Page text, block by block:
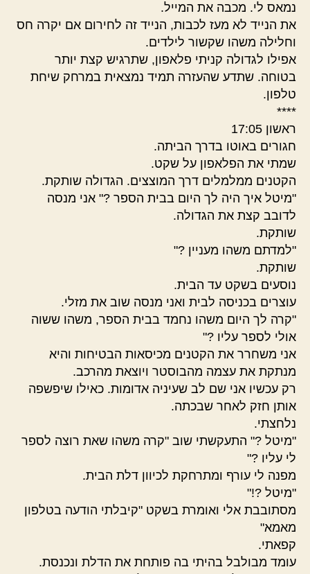
נמאס לי. מכבה את המייל.
את הנייד לא מעז לכבות, הנייד זה לחירום אם יקרה חס
וחלילה משהו שקשור לילדים.
אפילו לגדולה קניתי פלאפון, שתרגיש קצת יותר
בטוחה. שתדע שהעזרה תמיד נמצאית במרחק שיחת
טלפון.
****
ראשון 17:05
חגורים באוטו בדרך הביתה.
שמתי את הפלאפון על שקט.
הקטנים ממלמלים דרך המוצצים. הגדולה שותקת.
"מיטל איך היה לך היום בבית הספר ?" אני מנסה
לדובב קצת את הגדולה.
שותקת.
"למדתם משהו מעניין ?"
שותקת.
נוסעים בשקט עד הבית.
עוצרים בכניסה לבית ואני מנסה שוב את מזלי.
"קרה לך היום משהו נחמד בבית הספר, משהו ששוה
אולי לספר עליו ?"
אני משחרר את הקטנים מכיסאות הבטיחות והיא
מנתקת את עצמה מהבוסטר ויוצאת מהרכב.
רק עכשיו אני שם לב שעיניה אדומות. כאילו שיפשפה
אותן חזק לאחר שבכתה.
נלחצתי.
"מיטל ?" התעקשתי שוב "קרה משהו שאת רוצה לספר
לי עליו ?"
מפנה לי עורף ומתרחקת לכיוון דלת הבית.
"מיטל ?!"
מסתובבת אלי ואומרת בשקט "קיבלתי הודעה בטלפון
מאמא"
קפאתי.
עומד מבולבל בהיתי בה פותחת את הדלת ונכנסת.